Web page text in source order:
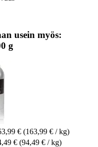
usein myös:
g
€ (163,99 € / kg)
€ (94,49 € / kg)